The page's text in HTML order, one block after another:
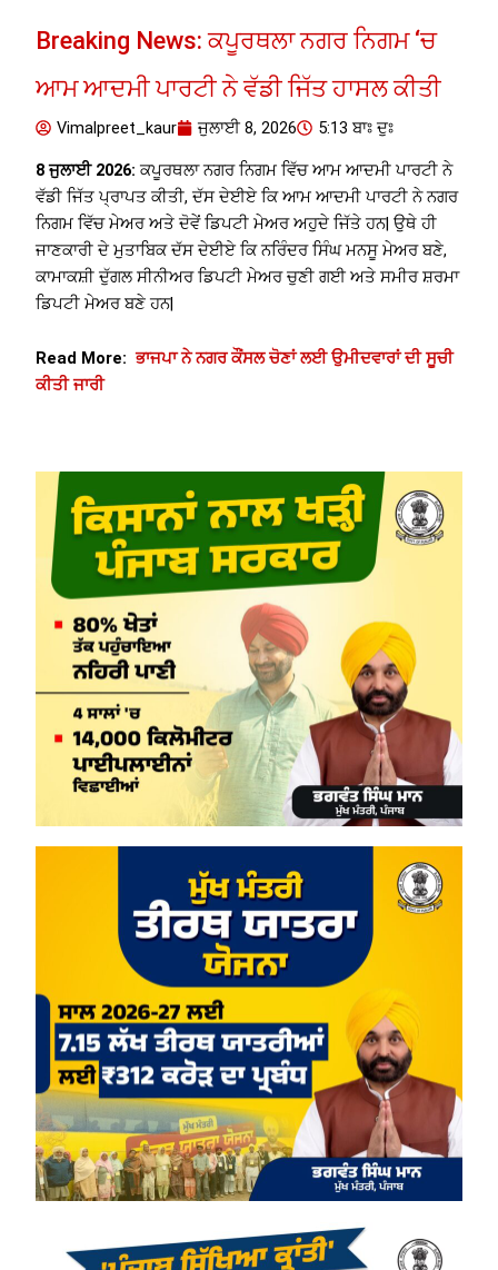
Breaking News: ਕਪੂਰਥਲਾ ਨਗਰ ਨਿਗਮ ‘ਚ
ਆਮ ਆਦਮੀ ਪਾਰਟੀ ਨੇ ਵੱਡੀ ਜਿੱਤ ਹਾਸਲ ਕੀਤੀ
Vimalpreet_kaur ਜੁਲਾਈ 8, 2026 5:13 ਬਾਃ ਦੁਃ
8 ਜੁਲਾਈ 2026: ਕਪੂਰਥਲਾ ਨਗਰ ਨਿਗਮ ਵਿੱਚ ਆਮ ਆਦਮੀ ਪਾਰਟੀ ਨੇ
ਵੱਡੀ ਜਿੱਤ ਪ੍ਰਾਪਤ ਕੀਤੀ, ਦੱਸ ਦੇਈਏ ਕਿ ਆਮ ਆਦਮੀ ਪਾਰਟੀ ਨੇ ਨਗਰ
ਨਿਗਮ ਵਿੱਚ ਮੇਅਰ ਅਤੇ ਦੋਵੇਂ ਡਿਪਟੀ ਮੇਅਰ ਅਹੁਦੇ ਜਿੱਤੇ ਹਨ| ਉਥੇ ਹੀ
ਜਾਣਕਾਰੀ ਦੇ ਮੁਤਾਬਿਕ ਦੱਸ ਦੇਈਏ ਕਿ ਨਰਿੰਦਰ ਸਿੰਘ ਮਨਸੂ ਮੇਅਰ ਬਣੇ,
ਕਾਮਾਕਸ਼ੀ ਦੁੱਗਲ ਸੀਨੀਅਰ ਡਿਪਟੀ ਮੇਅਰ ਚੁਣੀ ਗਈ ਅਤੇ ਸਮੀਰ ਸ਼ਰਮਾ
ਡਿਪਟੀ ਮੇਅਰ ਬਣੇ ਹਨ|
Read More: ਭਾਜਪਾ ਨੇ ਨਗਰ ਕੌਂਸਲ ਚੋਣਾਂ ਲਈ ਉਮੀਦਵਾਰਾਂ ਦੀ ਸੂਚੀ
ਕੀਤੀ ਜਾਰੀ